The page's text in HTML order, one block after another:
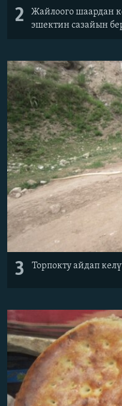
2
Жайлоого шаардан
эшектин сазайын
3 Торпокту айдап